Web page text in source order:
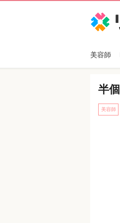
美容師
半
美容師